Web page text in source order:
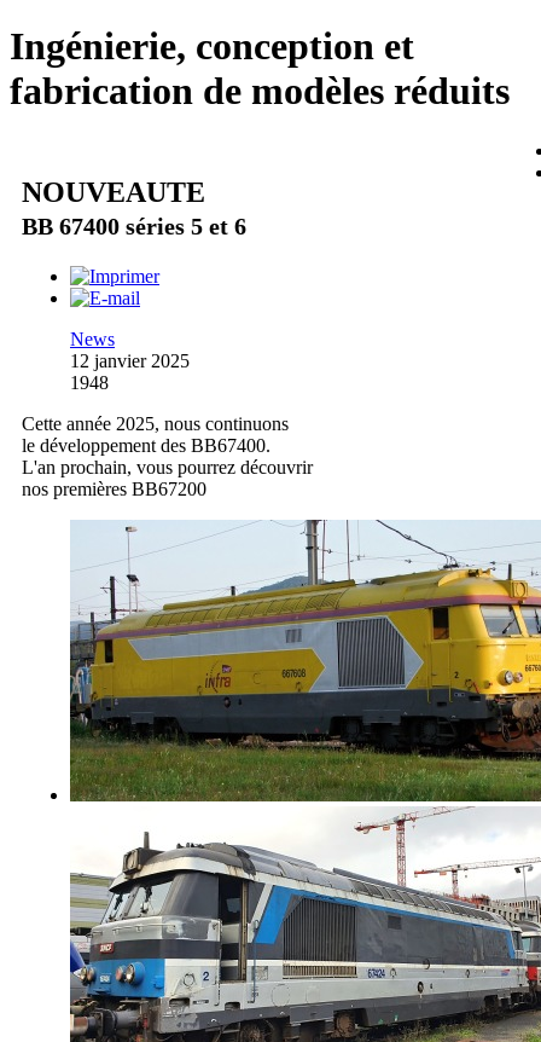
Ingénierie, conception et
fabrication de modèles réduits
NOUVEAUTE
BB 67400 séries 5 et 6
News
12 janvier 2025
1948
Cette année 2025, nous continuons
le développement des BB67400.
L'an prochain, vous pourrez découvrir
nos premières BB67200